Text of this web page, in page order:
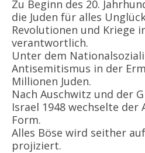
Zu Beginn des 20.
die Juden für alles
Revolutionen und Kriege
verantwortlich.
Unter dem
Antisemitismus in der
Millionen Juden.
Nach Auschwitz und der
Israel 1948 wechselte
Form.
Alles Böse wird seither
projiziert.